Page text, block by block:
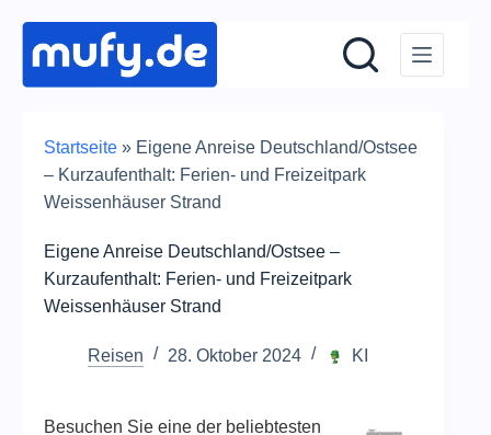
Inhalt
springen
Startseite » Eigene Anreise Deutschland/Ostsee
– Kurzaufenthalt: Ferien- und Freizeitpark
Weissenhäuser Strand
Eigene Anreise Deutschland/Ostsee –
Kurzaufenthalt: Ferien- und Freizeitpark
Weissenhäuser Strand
Reisen 28. Oktober 2024 KI
Besuchen Sie eine der beliebtesten